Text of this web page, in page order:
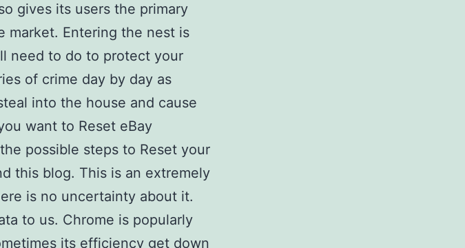
gives its users the primary
market. Entering the nest is
need to do to protect your
of crime day by day as
into the house and cause
want to Reset eBay
possible steps to Reset your
this blog. This is an extremely
is no uncertainty about it.
to us. Chrome is popularly
its efficiency get down